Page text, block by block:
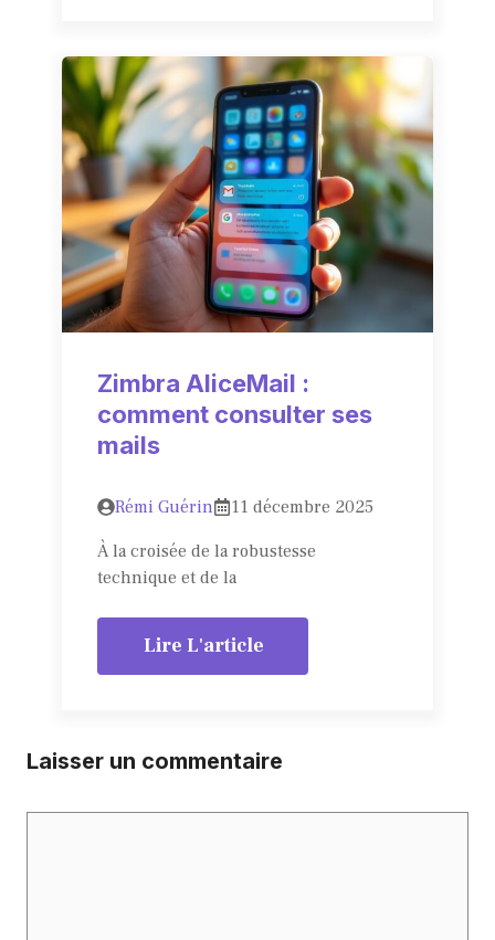
Zimbra AliceMail :
comment consulter ses
mails
Rémi Guérin
11 décembre 2025
À la croisée de la robustesse
technique et de la
Lire L'article
Laisser un commentaire